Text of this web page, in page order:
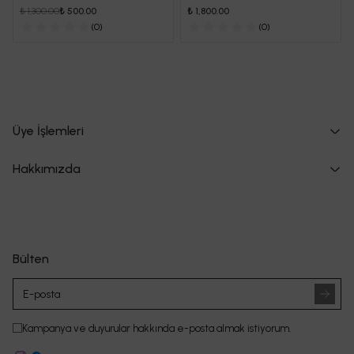
₺ 1,300.00₺ 500.00
(0)
₺ 1,800.00
(0)
Üye İşlemleri
Hakkımızda
Bülten
Kampanya ve duyurular hakkında e-posta almak istiyorum.